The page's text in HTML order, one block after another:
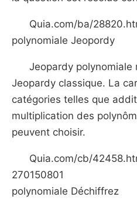
Quia.com/ba/
polynomiale Jeopordy
Jeopardy polynomiale
Jeopardy classique. La
catégories telles que
multiplication des
peuvent choisir.
Quia.com/cb/
270150801
polynomiale Déchiffrez